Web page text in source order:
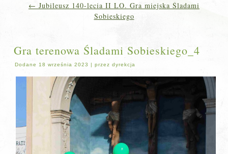
← Jubileusz 140-lecia II LO. Gra miejska Śladami
Sobieskiego
Gra terenowa Śladami Sobieskiego_4
Dodane 18 września 2023 |przez dyrekcja